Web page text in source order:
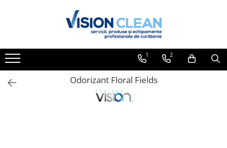
Aspiratoare si masini curatenie
profesionale
1 2
Odorizant Floral Fields